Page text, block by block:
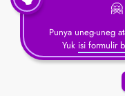
Punya uneg-uneg
Yuk isi formulir